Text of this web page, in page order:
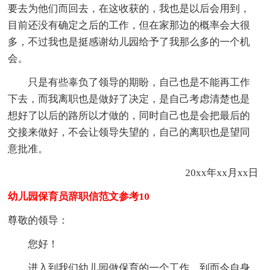
要去为他们而回去，在这收获的，我也是以后会用到，
目前还没有确定之后的工作，但在家那边的概率会大很
多，不过我也是挺感谢幼儿园给予了我那么多的一个机
会。
只是有些辜负了领导的期盼，自己也是不能再工作
下去，而我离职也是做好了决定，是自己考虑清楚也是
想好了以后的路所以才做的，同时自己也是会把最后的
交接来做好，不会让领导失望的，自己的离职也是望同
意批准。
20xx年xx月xx日
幼儿园保育员辞职信范文参考10
尊敬的领导：
您好！
进入到我们幼儿园做保育的一个工作，到而今自身